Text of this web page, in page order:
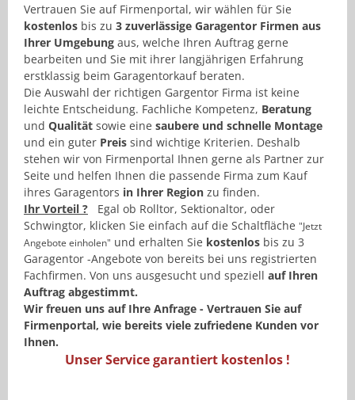
Vertrauen Sie auf Firmenportal, wir wählen für Sie
kostenlos bis zu 3 zuverlässige Garagentor Firmen aus
Ihrer Umgebung aus, welche Ihren Auftrag gerne
bearbeiten und Sie mit ihrer langjährigen Erfahrung
erstklassig beim Garagentorkauf beraten.
Die Auswahl der richtigen Gargentor Firma ist keine
leichte Entscheidung. Fachliche Kompetenz, Beratung
und Qualität sowie eine saubere und schnelle Montage
und ein guter Preis sind wichtige Kriterien. Deshalb
stehen wir von Firmenportal Ihnen gerne als Partner zur
Seite und helfen Ihnen die passende Firma zum Kauf
ihres Garagentors in Ihrer Region zu finden.
Ihr Vorteil ? Egal ob Rolltor, Sektionaltor, oder
Schwingtor, klicken Sie einfach auf die Schaltfläche "Jetzt
Angebote einholen" und erhalten Sie kostenlos bis zu 3
Garagentor -Angebote von bereits bei uns registrierten
Fachfirmen. Von uns ausgesucht und speziell auf Ihren
Auftrag abgestimmt.
Wir freuen uns auf Ihre Anfrage - Vertrauen Sie auf
Firmenportal, wie bereits viele zufriedene Kunden vor
Ihnen.
Unser Service garantiert kostenlos !